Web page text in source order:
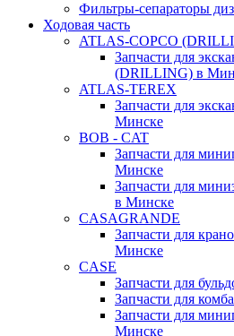
Фильтры-сепараторы
Ходовая часть
ATLAS-COPCO
Запчасти для
(DRILLING) в
ATLAS-TEREX
Запчасти для
Минске
BOB - CAT
Запчасти для
Минске
Запчасти для
в Минске
CASAGRANDE
Запчасти для
Минске
CASE
Запчасти для
Запчасти для
Запчасти для
Минске